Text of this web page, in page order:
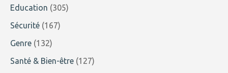
Education (305)
Sécurité (167)
Genre (132)
Santé & Bien-être (127)